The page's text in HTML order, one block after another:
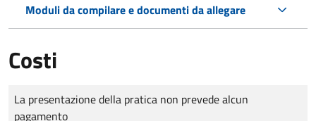
Moduli da compilare e documenti da allegare
Costi
Tipo di pagamento
Importo
La presentazione della pratica non prevede alcun
pagamento